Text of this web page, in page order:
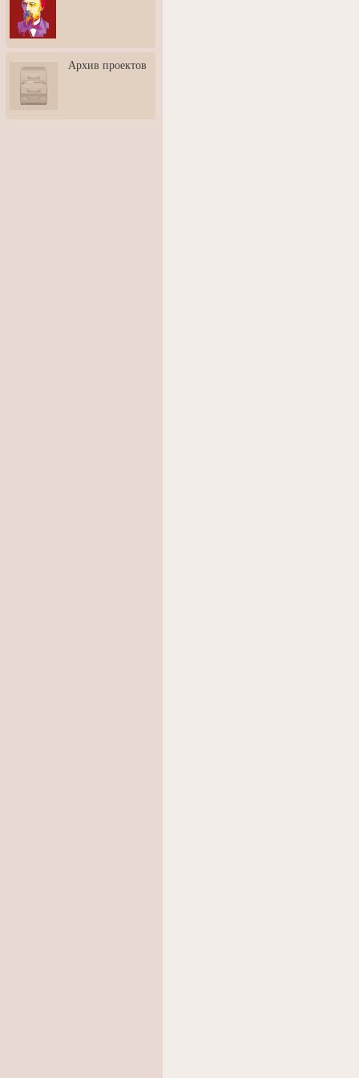
3: Обусловленности
человека и их влияние на
карьеру
скульптором Дмитрием
Тугариновым
АртБульвар в День города
Архив проектов